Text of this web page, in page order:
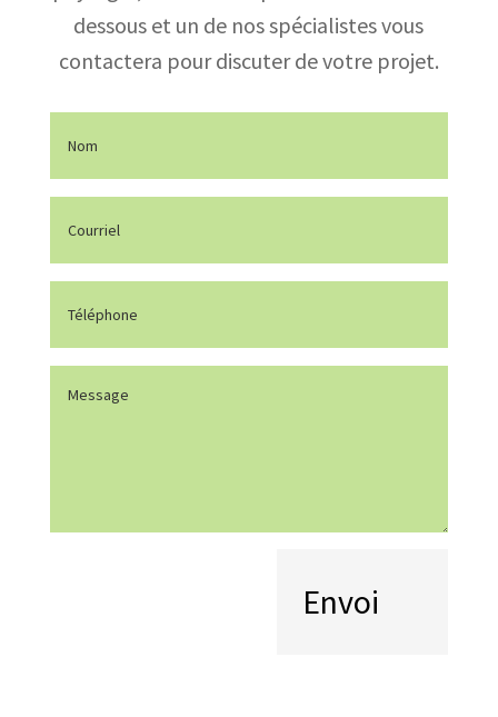
dessous et un de nos spécialistes vous
contactera pour discuter de votre projet.